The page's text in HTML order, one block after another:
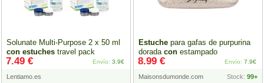
Solunate Multi-Purpose 2 x 50 ml
con estuches travel pack
Lentiamo.es
7.49 € Envío: 3.9€
Estuche para gafas de purpurina
dorada con estampado
Maisonsdumonde.com Stock: 99+
8.99 € Envío: 7.9€